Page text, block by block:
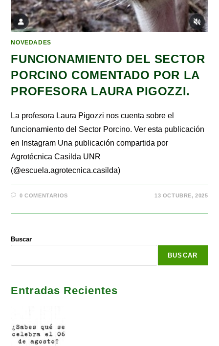
NOVEDADES
FUNCIONAMIENTO DEL SECTOR
PORCINO COMENTADO POR LA
PROFESORA LAURA PIGOZZI.
La profesora Laura Pigozzi nos cuenta sobre el
funcionamiento del Sector Porcino. Ver esta publicación
en Instagram Una publicación compartida por
Agrotécnica Casilda UNR
(@escuela.agrotecnica.casilda)
0 COMENTARIOS 13 OCTUBRE, 2025
Buscar
BUSCAR
Entradas Recientes